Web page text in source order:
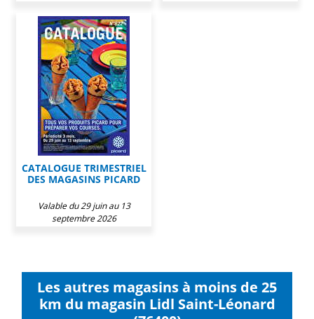
CATALOGUE TRIMESTRIEL
DES MAGASINS PICARD
Valable du 29 juin au 13
septembre 2026
Les autres magasins à moins de 25
km du magasin Lidl Saint-Léonard